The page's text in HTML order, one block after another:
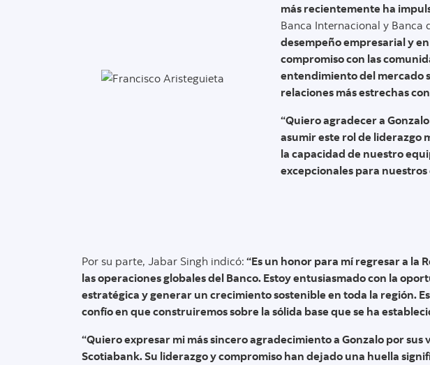
más recientemente ha
Banca Internacional y Banca
desempeño empresarial y
compromiso con las
entendimiento del mercado
relaciones más estrechas
“Quiero agradecer a
asumir este rol de liderazgo
la capacidad de nuestro
excepcionales para
Por su parte, Jabar Singh indicó: “Es un honor para mí regresar a la
las operaciones globales del Banco. Estoy entusiasmado con la
estratégica y generar un crecimiento sostenible en toda la región.
confío en que construiremos sobre la sólida base que se ha
“Quiero expresar mi más sincero agradecimiento a Gonzalo por
Scotiabank. Su liderazgo y compromiso han dejado una huella